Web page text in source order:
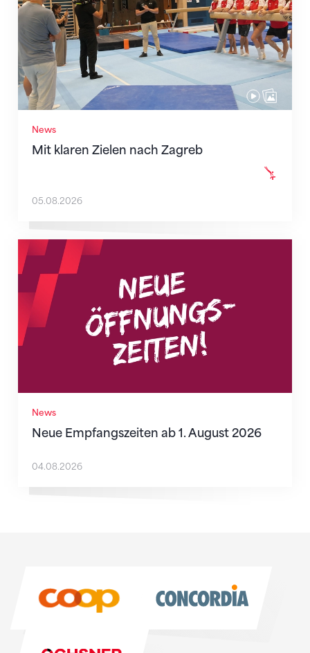
News
Mit klaren Zielen nach Zagreb
05.08.2026
News
Neue Empfangszeiten ab 1. August 2026
Neue Empfangszeiten ab 1. August 2026
04.08.2026